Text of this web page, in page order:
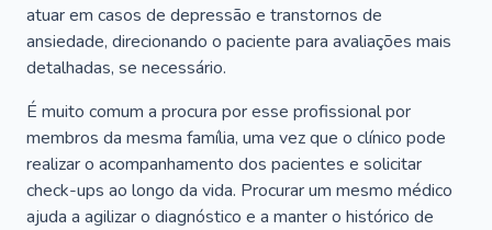
atuar em casos de depressão e transtornos de
ansiedade, direcionando o paciente para avaliações mais
detalhadas, se necessário.
É muito comum a procura por esse profissional por
membros da mesma família, uma vez que o clínico pode
realizar o acompanhamento dos pacientes e solicitar
check-ups ao longo da vida. Procurar um mesmo médico
ajuda a agilizar o diagnóstico e a manter o histórico de